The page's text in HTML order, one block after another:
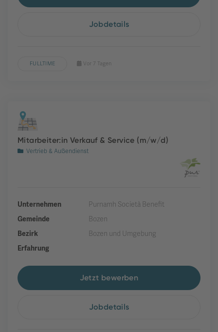
Jobdetails
FULLTIME Vor 7 Tagen
Mitarbeiter:in Verkauf & Service (m/w/d)
Vertrieb & Außendienst
Unternehmen
Purnamh Società Benefit
Gemeinde
Bozen
Bezirk
Bozen und Umgebung
Erfahrung
Jetzt bewerben
Jobdetails